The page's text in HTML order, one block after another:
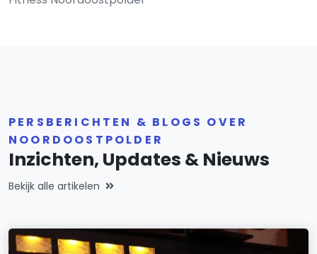
PERSBERICHTEN & BLOGS OVER
NOORDOOSTPOLDER
Inzichten, Updates & Nieuws
Bekijk alle artikelen